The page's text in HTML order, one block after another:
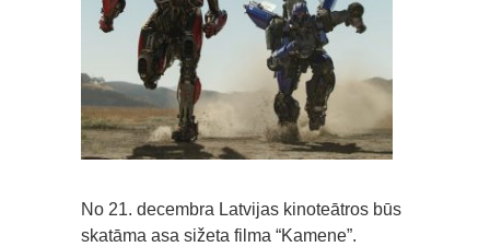
No 21. decembra Latvijas kinoteātros būs
skatāma asa sižeta filma “Kamene”.